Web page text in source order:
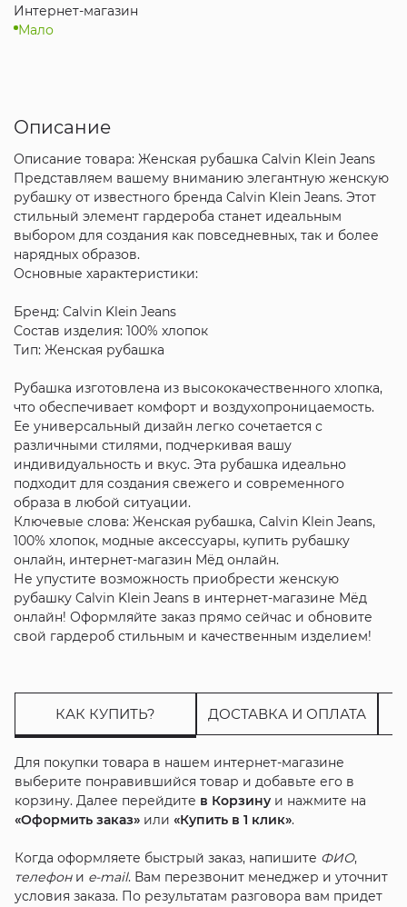
Интернет-магазин
Мало
Описание
Описание товара: Женская рубашка Calvin Klein Jeans
Представляем вашему вниманию элегантную женскую
рубашку от известного бренда Calvin Klein Jeans. Этот
стильный элемент гардероба станет идеальным
выбором для создания как повседневных, так и более
нарядных образов.
Основные характеристики:
Бренд: Calvin Klein Jeans
Состав изделия: 100% хлопок
Тип: Женская рубашка
Рубашка изготовлена из высококачественного хлопка,
что обеспечивает комфорт и воздухопроницаемость.
Ее универсальный дизайн легко сочетается с
различными стилями, подчеркивая вашу
индивидуальность и вкус. Эта рубашка идеально
подходит для создания свежего и современного
образа в любой ситуации.
Ключевые слова: Женская рубашка, Calvin Klein Jeans,
100% хлопок, модные аксессуары, купить рубашку
онлайн, интернет-магазин Мёд онлайн.
Не упустите возможность приобрести женскую
рубашку Calvin Klein Jeans в интернет-магазине Мёд
онлайн! Оформляйте заказ прямо сейчас и обновите
свой гардероб стильным и качественным изделием!
КАК КУПИТЬ? ДОСТАВКА И ОПЛАТА
Для покупки товара в нашем интернет-магазине
выберите понравившийся товар и добавьте его в
корзину. Далее перейдите в Корзинуи нажмите на
«Оформить заказ»или «Купить в 1 клик».
Когда оформляете быстрый заказ, напишите ФИО,
телефони e-mail. Вам перезвонит менеджер и уточнит
условия заказа. По результатам разговора вам придет